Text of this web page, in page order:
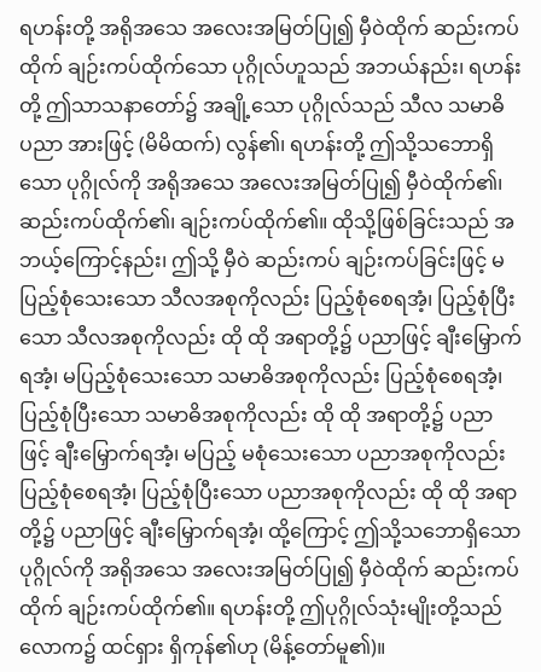
ရဟန်းတို့ အရိုအသေ အလေးအမြတ်ပြု၍ မှီဝဲထိုက် ဆည်းကပ်
ထိုက် ချဉ်းကပ်ထိုက်သော ပုဂ္ဂိုလ်ဟူသည် အဘယ်နည်း၊ ရဟန်း
တို့ ဤသာသနာတော်၌ အချို့သော ပုဂ္ဂိုလ်သည် သီလ သမာဓိ
ပညာ အားဖြင့် (မိမိထက်) လွန်၏၊ ရဟန်းတို့ ဤသို့သဘောရှိ
သော ပုဂ္ဂိုလ်ကို အရိုအသေ အလေးအမြတ်ပြု၍ မှီဝဲထိုက်၏၊
ဆည်းကပ်ထိုက်၏၊ ချဉ်းကပ်ထိုက်၏။ ထိုသို့ဖြစ်ခြင်းသည် အ
ဘယ့်ကြောင့်နည်း၊ ဤသို့ မှီဝဲ ဆည်းကပ် ချဉ်းကပ်ခြင်းဖြင့် မ
ပြည့်စုံသေးသော သီလအစုကိုလည်း ပြည့်စုံစေရအံ့၊ ပြည့်စုံပြီး
သော သီလအစုကိုလည်း ထို ထို အရာတို့၌ ပညာဖြင့် ချီးမြှောက်
ရအံ့၊ မပြည့်စုံသေးသော သမာဓိအစုကိုလည်း ပြည့်စုံစေရအံ့၊
ပြည့်စုံပြီးသော သမာဓိအစုကိုလည်း ထို ထို အရာတို့၌ ပညာ
ဖြင့် ချီးမြှောက်ရအံ့၊ မပြည့် မစုံသေးသော ပညာအစုကိုလည်း
ပြည့်စုံစေရအံ့၊ ပြည့်စုံပြီးသော ပညာအစုကိုလည်း ထို ထို အရာ
တို့၌ ပညာဖြင့် ချီးမြှောက်ရအံ့၊ ထို့ကြောင့် ဤသို့သဘောရှိသော
ပုဂ္ဂိုလ်ကို အရိုအသေ အလေးအမြတ်ပြု၍ မှီဝဲထိုက် ဆည်းကပ်
ထိုက် ချဉ်းကပ်ထိုက်၏။ ရဟန်းတို့ ဤပုဂ္ဂိုလ်သုံးမျိုးတို့သည်
လောက၌ ထင်ရှား ရှိကုန်၏ဟု (မိန့်တော်မူ၏)။